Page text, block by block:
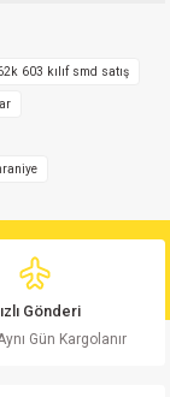
tarafımıza
603 kılıf smd satış
Gönderi
Gün Kargolanır